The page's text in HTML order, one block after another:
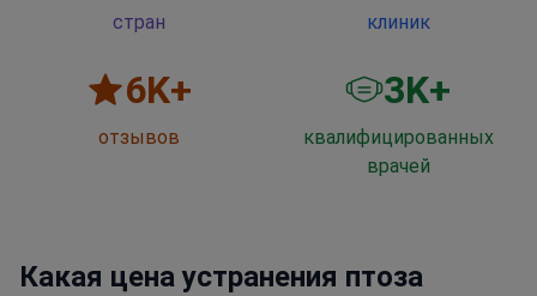
стран клиник
6K+
отзывов
3K+
квалифицированных
врачей
Какая цена устранения птоза